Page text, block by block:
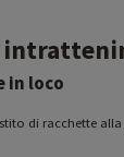
in loco
di racchette